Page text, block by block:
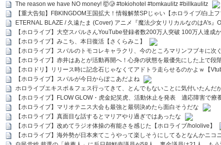
The reason we have NO money! 🤯🥲 #tokiohotel #tomkaulitz #billkaulitz
【重大告知】FBKINGDOM王国拡大！情報解禁SPじゃい【ホロライブ/白上
ETERNAL BLAZE / 久遠たま (Cover) アニメ『魔法少女リリカルなのはA's』
【ホロライブ】大空スバルさんYouTube登録者数200万人突破 100万人達成
【ホロライブ】みこち、本日復活【さくらみこ】
【ホロライブ】スバルのトモコレキャラクリ、今のところマリンフブキに
【ホロライブ】赤井はあとが活動再開へ！心身の状態を最優先にした上で段
【ホロドリ】リリース時に記念石じゃなくてアドトラ走らせるのかよｗ【
【ホロライブ】スバルが今日からぽこあだよね
ホロライブエキスポ＆フェス行ってきて、とんでもないことに気付いたんだ
【ホロライブ】FLOW GLOW・虎金妃笑虎、活動休止を発表 適応障害で療
【ホロライブ】マリオテニス大会も最強と最弱決めたら面白そうだな
【ホロライブ】真面目な話するとマリアやり過ぎではあったな
【ホロライブ】改めてラジオ体操の有能さを感じた【ホロライブ/hololive】
【ホロライブ】海外勢が日本来てこうやって楽しそうにしてるとなんかニコ